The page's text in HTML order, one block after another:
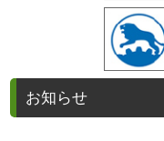
お知らせ